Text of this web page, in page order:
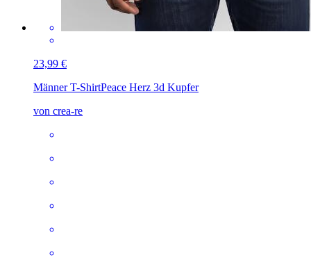
23,99 €
Männer T-ShirtPeace Herz 3d Kupfer
von crea-re